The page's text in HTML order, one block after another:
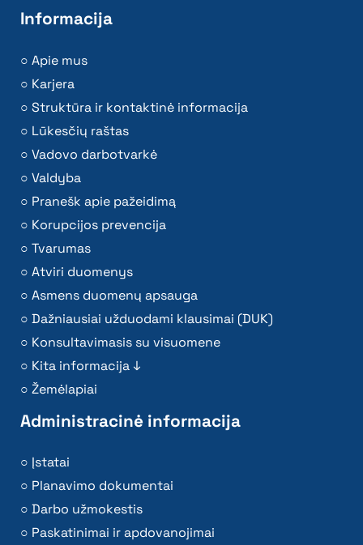
Informacija
Apie mus
Karjera
Struktūra ir kontaktinė informacija
Lūkesčių raštas
Vadovo darbotvarkė
Valdyba
Pranešk apie pažeidimą
Korupcijos prevencija
Tvarumas
Atviri duomenys
Asmens duomenų apsauga
Dažniausiai užduodami klausimai (DUK)
Konsultavimasis su visuomene
Kita informacija ↓
Žemėlapiai
Administracinė informacija
Įstatai
Planavimo dokumentai
Darbo užmokestis
Paskatinimai ir apdovanojimai